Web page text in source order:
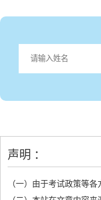
声明 ：
（一）由于考试政策等